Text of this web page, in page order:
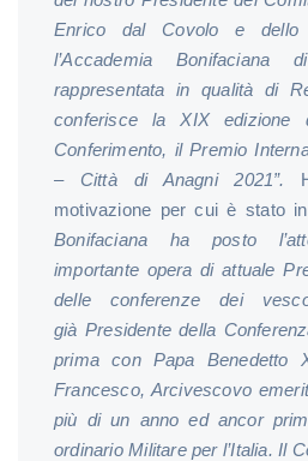
Enrico dal Covolo e dello
l’Accademia
rappresentata in qualità di
conferisce la XIX edizione
Conferimento, il Premio
– Città di Anagni 2021”.
motivazione per cui è stato
Bonifaciana ha posto
importante opera di attuale
delle conferenze dei
già Presidente della
prima con Papa Benedetto
Francesco, Arcivescovo
più di un anno ed ancor
ordinario Militare per l’Italia. Il